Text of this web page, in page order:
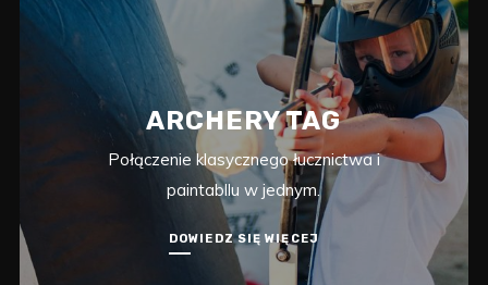
ARCHERY TAG
Połączenie klasycznego łucznictwa i
paintabllu w jednym.
DOWIEDZ SIĘ WIĘCEJ